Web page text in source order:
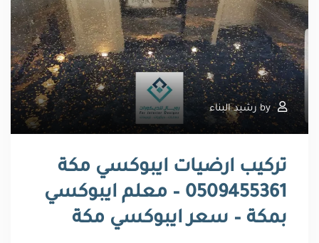
by رشيد البناء
تركيب ارضيات ايبوكسي مكة
0509455361 – معلم ايبوكسي
بمكة – سعر ايبوكسي مكة